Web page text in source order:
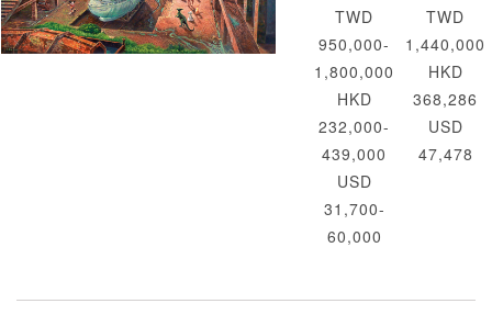
TWD
950,000-
1,800,000
HKD
232,000-
439,000
USD
31,700-
60,000
TWD
1,440,000
HKD
368,286
USD
47,478